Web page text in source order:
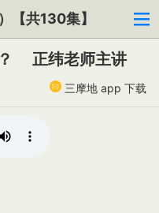
【共130集】
正纬老师主讲
三摩地 app 下载